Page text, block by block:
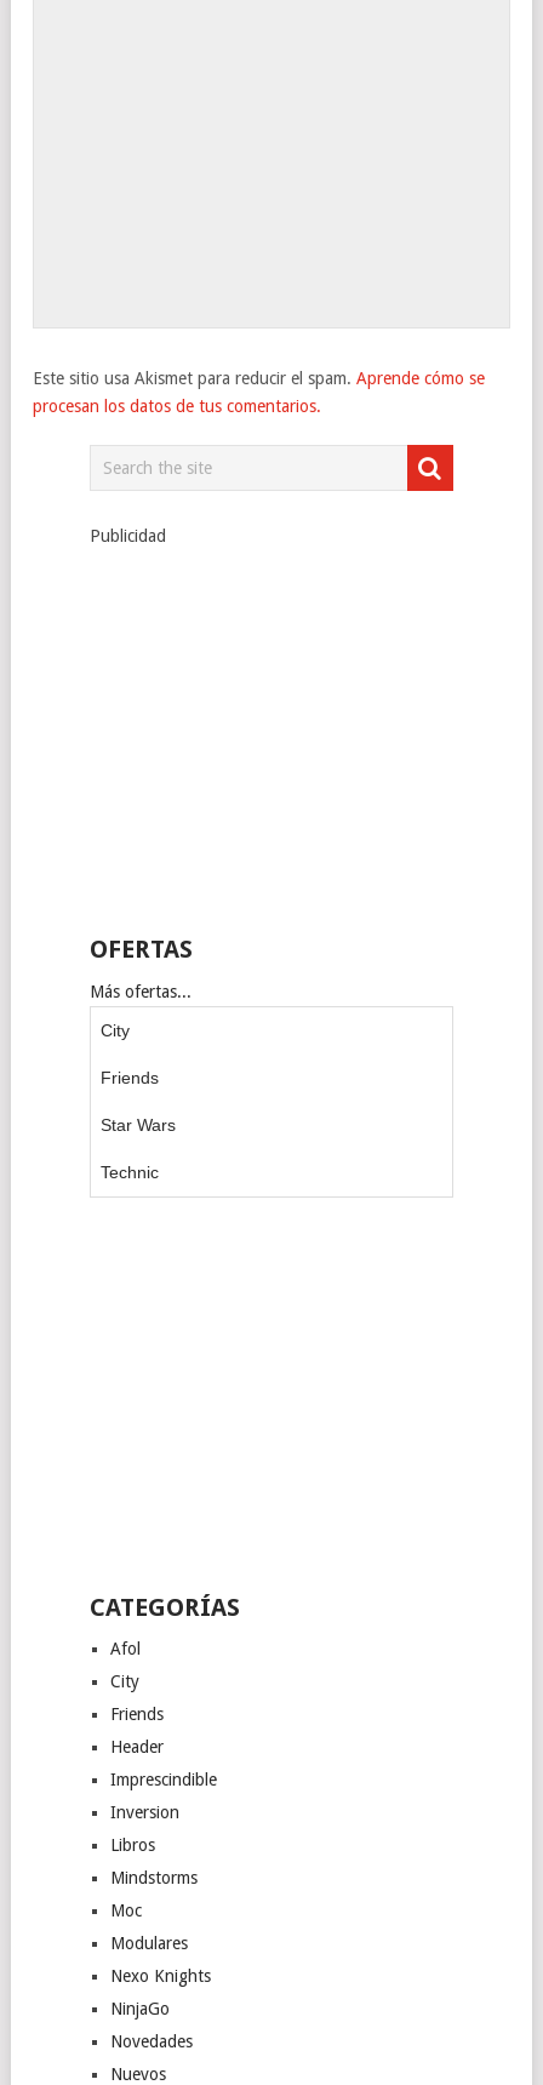
Este sitio usa Akismet para reducir el spam. Aprende cómo se
procesan los datos de tus comentarios.
Publicidad
OFERTAS
Más ofertas...
City
Friends
Star Wars
Technic
CATEGORÍAS
Afol
City
Friends
Header
Imprescindible
Inversion
Libros
Mindstorms
Moc
Modulares
Nexo Knights
NinjaGo
Novedades
Nuevos